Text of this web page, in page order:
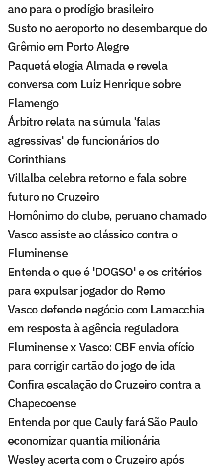
ano para o prodígio brasileiro
Susto no aeroporto no desembarque do
Grêmio em Porto Alegre
Paquetá elogia Almada e revela
conversa com Luiz Henrique sobre
Flamengo
Árbitro relata na súmula 'falas
agressivas' de funcionários do
Corinthians
Villalba celebra retorno e fala sobre
futuro no Cruzeiro
Homônimo do clube, peruano chamado
Vasco assiste ao clássico contra o
Fluminense
Entenda o que é 'DOGSO' e os critérios
para expulsar jogador do Remo
Vasco defende negócio com Lamacchia
em resposta à agência reguladora
Fluminense x Vasco: CBF envia ofício
para corrigir cartão do jogo de ida
Confira escalação do Cruzeiro contra a
Chapecoense
Entenda por que Cauly fará São Paulo
economizar quantia milionária
Wesley acerta com o Cruzeiro após